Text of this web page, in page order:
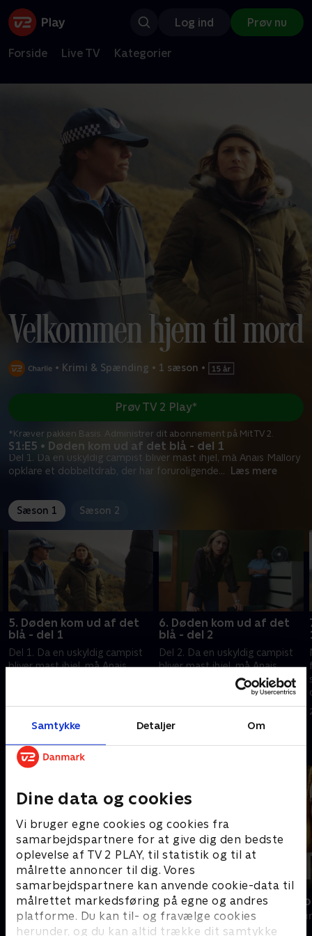
Samtykke Detaljer Om
Dine data og cookies
Vi bruger egne cookies og cookies fra
samarbejdspartnere for at give dig den bedste
oplevelse af TV 2 PLAY, til statistik og til at
målrette annoncer til dig. Vores
samarbejdspartnere kan anvende cookie-data til
målrettet markedsføring på egne og andres
platforme. Du kan til- og fravælge cookies
herunder, og du kan altid trække dit samtykke
Log ind Prøv nu
Forside Live TV Kategorier
• Krimi & Spænding • 1 sæson •
S1:E5 • Døden kom ud af det blå - del 1
Del 1. Da en uskyldig campist bliver mast ihjel, må Anais Mallory
opklare et dobbeltdrab, der har foruroligende... Læs mere
Prøv TV 2 Play*
*Kræver pakken Basis. Administrer dit abonnement på Mit TV 2.
Sæson 1 Sæson 2
5. Døden kom ud af det
blå - del 1
Del 1. Da en uskyldig campist
bliver mast ihjel, må Anais
foruroligende forbindelser til
6. Døden kom ud af det
blå - del 2
Del 2. Da en uskyldig campist
bliver mast ihjel, må Anais
Mallory opklare et
dobbeltdrab, der har
foruroligende forbindelser til
Andre så også
Mord på Mallorca
Krimi & Spænding • 2 sæsoner
Mystiske
Krimi &